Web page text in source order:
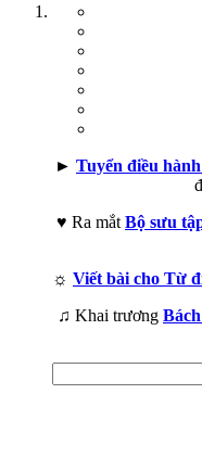
► Tuyển điều
♥ Ra mắt Bộ sưu
☼ Viết bài cho Từ
♫ Khai trương